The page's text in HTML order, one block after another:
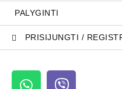
PALYGINTI
PRISIJUNGTI /